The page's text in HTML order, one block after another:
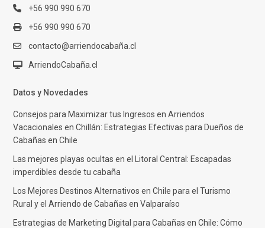
+56 990 990 670
+56 990 990 670
contacto@arriendocabaña.cl
ArriendoCabaña.cl
Datos y Novedades
Consejos para Maximizar tus Ingresos en Arriendos
Vacacionales en Chillán: Estrategias Efectivas para Dueños de
Cabañas en Chile
Las mejores playas ocultas en el Litoral Central: Escapadas
imperdibles desde tu cabaña
Los Mejores Destinos Alternativos en Chile para el Turismo
Rural y el Arriendo de Cabañas en Valparaíso
Estrategias de Marketing Digital para Cabañas en Chile: Cómo